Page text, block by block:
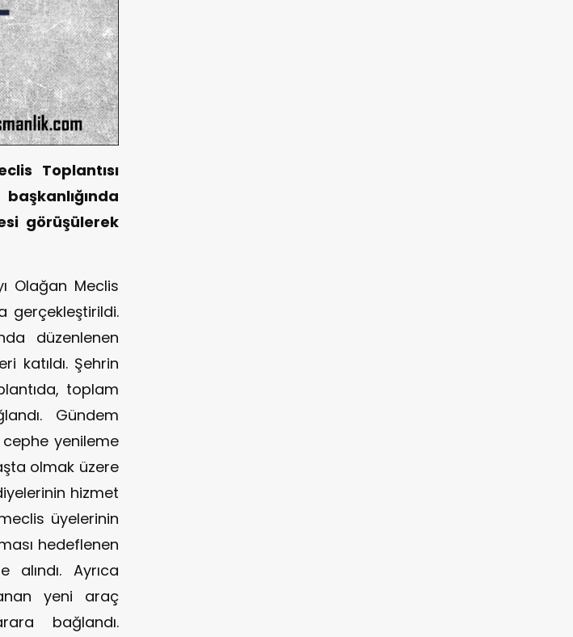
Toplantısı
görüşülerek
Olağan Meclis
gerçekleştirildi.
düzenlenen
katıldı. Şehrin
toplam
Gündem
yenileme
olmak üzere
hizmet
üyelerinin
hedeflenen
Ayrıca
yeni araç
bağlandı.